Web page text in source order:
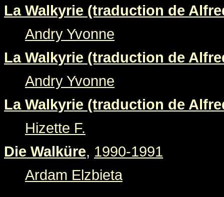
La Walkyrie (traduction de
Andry Yvonne
La Walkyrie (traduction de
Andry Yvonne
La Walkyrie (traduction de
Hizette F.
Die Walküre, 1990-1991
Ardam Elzbieta